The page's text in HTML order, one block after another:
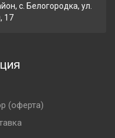
с. Белогородка, ул.
17
(оферта)